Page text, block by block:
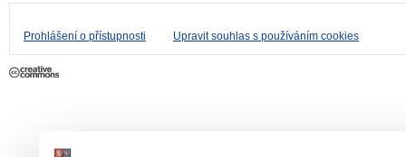
Prohlášení o přístupnosti Upravit souhlas s používáním cookies